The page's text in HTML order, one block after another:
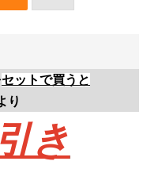
セットで買うと
り
き